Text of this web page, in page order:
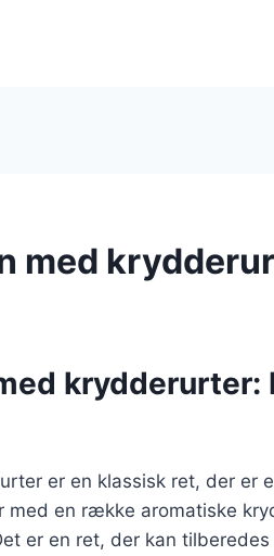
med
er en klassisk ret, der er
med en række aromatiske
er en ret, der kan